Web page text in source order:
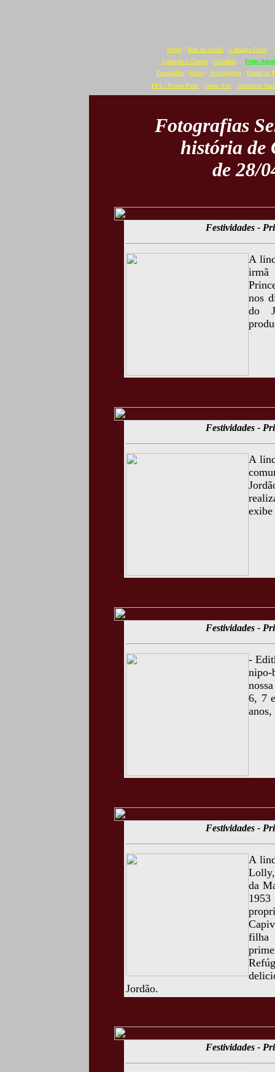
Home · Baú do Jordão · Camargo Freire ·
Crônicas e Contos · Culinária · Fotos
Fotografias · Hinos · Homenagens · Papéis de
PPS - Power Point· Quem Sou· Símbolos
Fotografias
história de
de 28/
Festividades -
A
irmã
nos
do
Festividades -
A
exibe
Festividades -
-
nipo-
6, 7
anos,
Festividades -
A
Lolly,
da
filha
Jordão.
Festividades -